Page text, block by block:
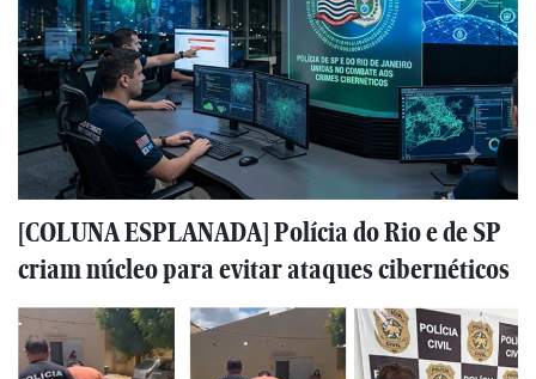
[COLUNA ESPLANADA] Polícia do Rio e de SP
criam núcleo para evitar ataques cibernéticos